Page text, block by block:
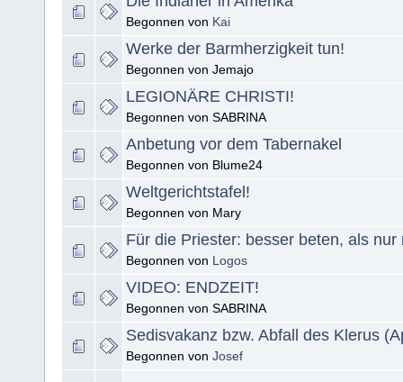
Begonnen von Kai
Werke der Barmherzigkeit tun!
Begonnen von Jemajo
LEGIONÄRE CHRISTI!
Begonnen von SABRINA
Anbetung vor dem Tabernakel
Begonnen von Blume24
Weltgerichtstafel!
Begonnen von Mary
Für die Priester: besser beten, als nur
Begonnen von Logos
VIDEO: ENDZEIT!
Begonnen von SABRINA
Sedisvakanz bzw. Abfall des Klerus
Begonnen von Josef